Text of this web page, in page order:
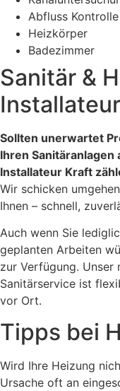
Abfluss Kontrolle
Heizkörper
Badezimmer
Sanitär &
Sollten unerwartet
Ihren
Installateur Kraft
Wir schicken
Ihnen – schnell,
Auch wenn Sie
geplanten Arbeiten
zur Verfügung. Unser
Sanitärservice ist
vor Ort.
Tipps bei
Wird Ihre Heizung
Ursache oft an